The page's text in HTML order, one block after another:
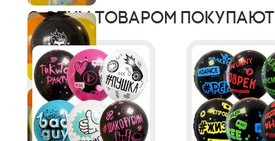
С этим товаром покупают